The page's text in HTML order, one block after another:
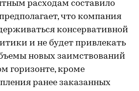
расходам составило
что компания
консервативной
и не будет привлекать
новых заимствований
горизонте, кроме
ранее заказанных